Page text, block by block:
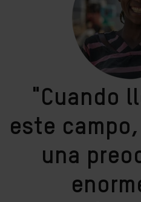
"Cuando
este
una